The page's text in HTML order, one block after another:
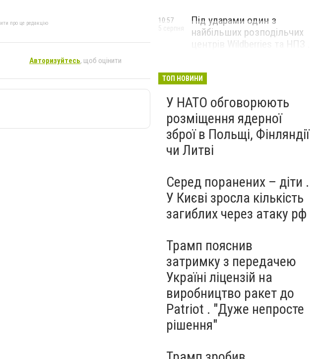
про це редакцію
Авторизуйтесь, щоб оцінити
Під ударами один з
найбільших розподільчих
центрів Wildberries та НПЗ .
10:57
5 серпня
ТОП НОВИНИ
У НАТО обговорюють
розміщення ядерної
зброї в Польщі, Фінляндії
чи Литві
Серед поранених – діти .
У Києві зросла кількість
загиблих через атаку рф
Трамп пояснив
затримку з передачею
Україні ліцензій на
виробництво ракет до
Patriot . "Дуже непросте
рішення"